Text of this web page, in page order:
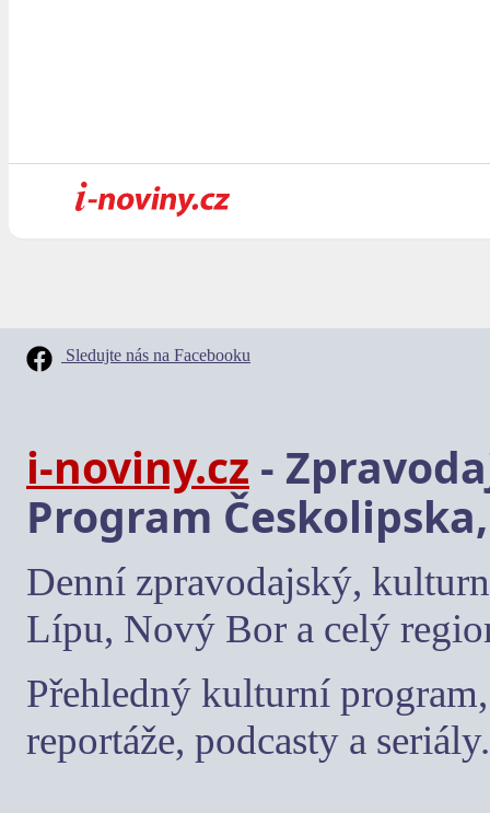
Sledujte nás na Facebooku
i-noviny.cz -
Program
Denní zpravodajský,
Lípu, Nový Bor a celý
Přehledný kulturní
reportáže, podcasty a seriály.